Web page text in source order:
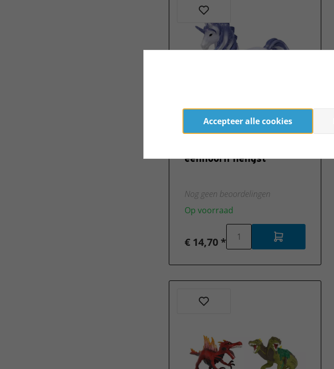
eenhoorn hengst
Nog geen beoordelingen
Op voorraad
€ 14,70 *
Accepteer alle cookies